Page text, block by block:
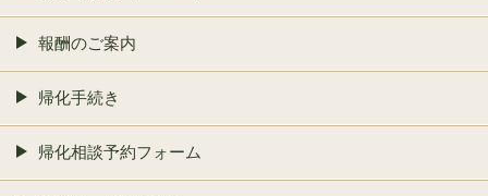
報酬のご案内
帰化手続き
帰化相談予約フォーム